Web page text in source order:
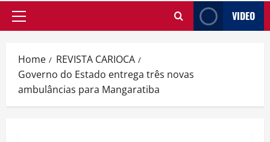
Primary
VIDEO
Home
REVISTA CARIOCA
Governo do Estado entrega três novas
ambulâncias para Mangaratiba